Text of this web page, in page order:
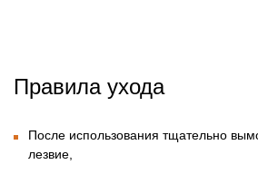
Правила ухода
После использования тщательно
лезвие,